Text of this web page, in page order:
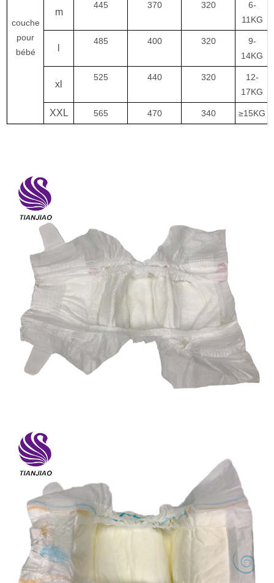
couche
pour
bébé
m
445 370 320
6-
11KG
485 400 320
9-
14KG
xl
525 440 320
12-
17KG
XXL 565 470 340 ≥15KG